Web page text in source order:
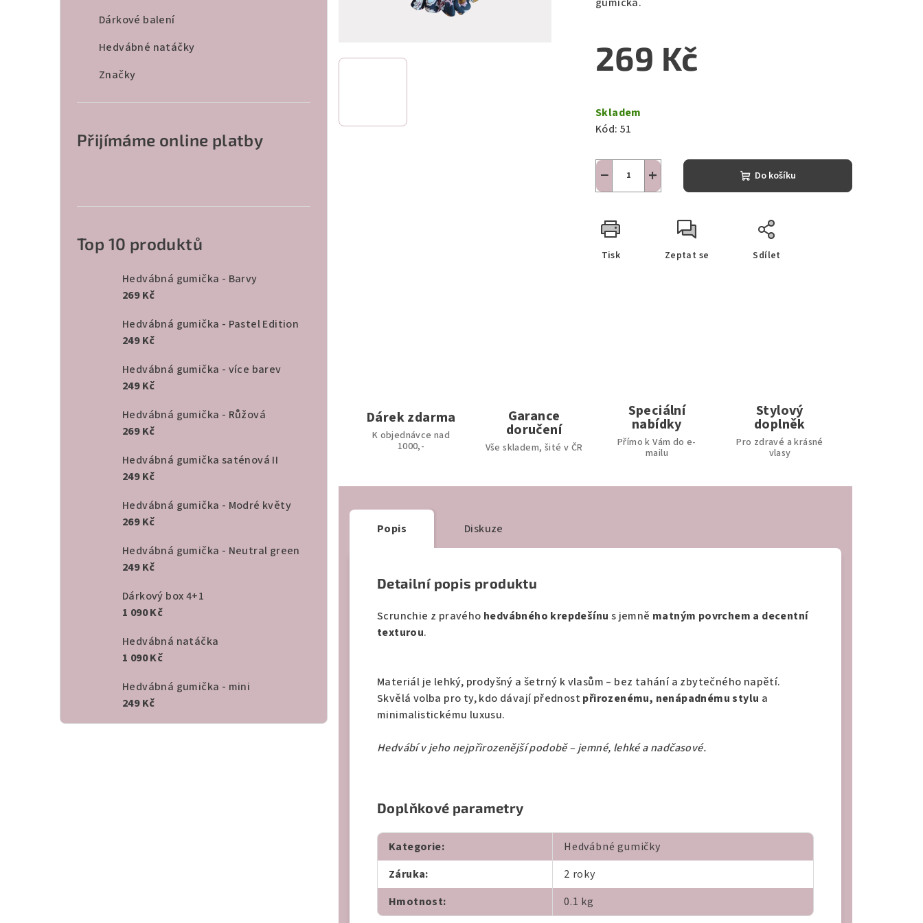
Dárkové balení
Hedvábné natáčky
Značky
Přijímáme online platby
Top 10 produktů
Hedvábná gumička - Barvy
269 Kč
Hedvábná gumička - Pastel Edition
249 Kč
Hedvábná gumička - více barev
249 Kč
Hedvábná gumička - Růžová
269 Kč
Hedvábná gumička saténová II
249 Kč
Hedvábná gumička - Modré květy
269 Kč
Hedvábná gumička - Neutral green
249 Kč
Dárkový box 4+1
1 090 Kč
Hedvábná natáčka
1 090 Kč
Hedvábná gumička - mini
249 Kč
269 Kč
cena:
Skladem
Kód: 51
+
− Do košíku
Tisk Zeptat se Sdílet
Dárek zdarma
K objednávce nad
1000,-
Garance
doručení
Vše skladem, šité v ČR
Speciální
nabídky
Přímo k Vám do e-
mailu
Stylový
doplněk
Pro zdravé a krásné
vlasy
Popis Diskuze
Detailní popis produktu
Scrunchie z pravého hedvábného krepdešínu s jemně matným povrchem a decentní
texturou.
Materiál je lehký, prodyšný a šetrný k vlasům – bez tahání a zbytečného napětí.
Skvělá volba pro ty, kdo dávají přednost přirozenému, nenápadnému stylu a
minimalistickému luxusu.
Hedvábí v jeho nejpřirozenější podobě – jemné, lehké a nadčasové.
Doplňkové parametry
Kategorie:
Hedvábné gumičky
Záruka:
2 roky
Hmotnost: 0.1 kg